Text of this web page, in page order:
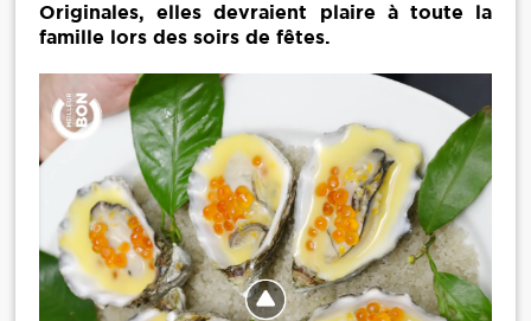
Originales, elles devraient plaire à toute la
famille lors des soirs de fêtes.